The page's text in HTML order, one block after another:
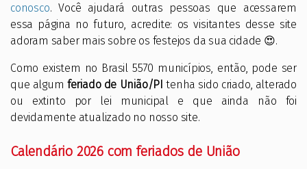
conosco. Você ajudará outras pessoas que acessarem
essa página no futuro, acredite: os visitantes desse site
adoram saber mais sobre os festejos da sua cidade 😍.
Como existem no Brasil 5570 municípios, então, pode ser
que algum feriado de União/PI tenha sido criado, alterado
ou extinto por lei municipal e que ainda não foi
devidamente atualizado no nosso site.
Calendário 2026 com feriados de União